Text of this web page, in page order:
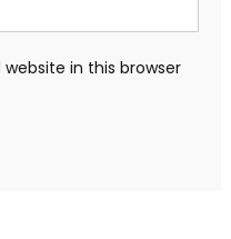
in this browser